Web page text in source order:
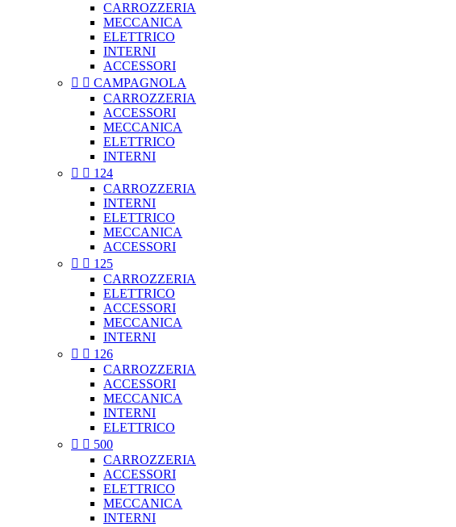
CARROZZERIA
MECCANICA
ELETTRICO
INTERNI
ACCESSORI
  CAMPAGNOLA
CARROZZERIA
ACCESSORI
MECCANICA
ELETTRICO
INTERNI
  124
CARROZZERIA
INTERNI
ELETTRICO
MECCANICA
ACCESSORI
  125
CARROZZERIA
ELETTRICO
ACCESSORI
MECCANICA
INTERNI
  126
CARROZZERIA
ACCESSORI
MECCANICA
INTERNI
ELETTRICO
  500
CARROZZERIA
ACCESSORI
ELETTRICO
MECCANICA
INTERNI